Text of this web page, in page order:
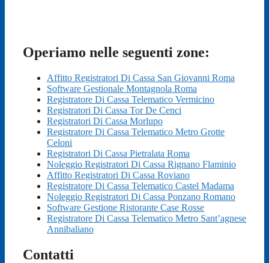
Operiamo nelle seguenti zone:
Affitto Registratori Di Cassa San Giovanni Roma
Software Gestionale Montagnola Roma
Registratore Di Cassa Telematico Vermicino
Registratori Di Cassa Tor De Cenci
Registratori Di Cassa Morlupo
Registratore Di Cassa Telematico Metro Grotte
Celoni
Registratori Di Cassa Pietralata Roma
Noleggio Registratori Di Cassa Rignano Flaminio
Affitto Registratori Di Cassa Roviano
Registratore Di Cassa Telematico Castel Madama
Noleggio Registratori Di Cassa Ponzano Romano
Software Gestione Ristorante Case Rosse
Registratore Di Cassa Telematico Metro Sant’agnese
Annibaliano
Contatti